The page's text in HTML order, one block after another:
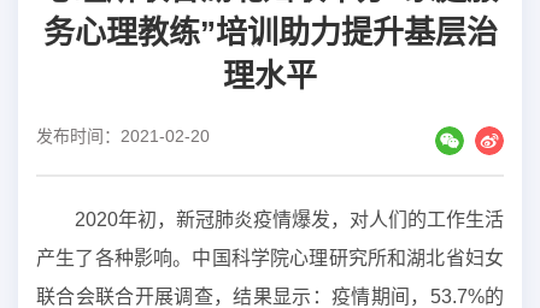
务心理教练”培训助力提升基层治
理水平
发布时间：2021-02-20
2020年初，新冠肺炎疫情爆发，对人们的工作生活
产生了各种影响。中国科学院心理研究所和湖北省妇女
联合会联合开展调查，结果显示：疫情期间，53.7%的